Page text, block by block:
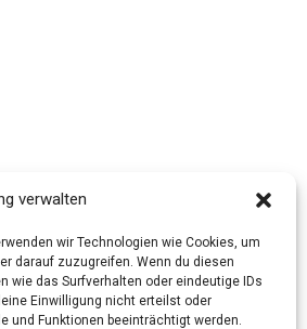
verwalten
wir Technologien wie Cookies, um
darauf zuzugreifen. Wenn du diesen
wie das Surfverhalten oder eindeutige IDs
Einwilligung nicht erteilst oder
und Funktionen beeinträchtigt werden.